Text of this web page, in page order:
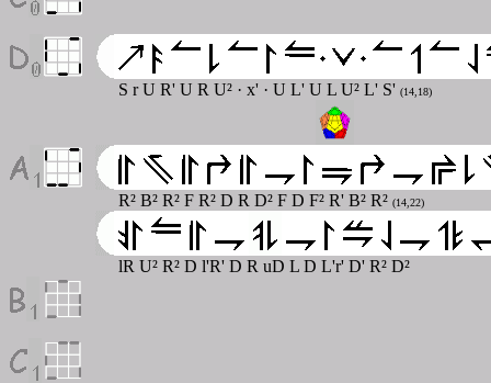
S r U R' U R U² · x' · U L' U L U² L' S' (14,18)
R² B² R² F R² D R D² F D F² R' B² R² (14,22)
lR U² R² D l'R' D R uD L D L'r' D' R² D²